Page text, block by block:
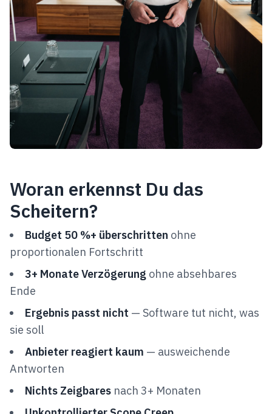
Woran erkennst Du das
Scheitern?
Budget 50 %+ überschritten ohne
proportionalen Fortschritt
3+ Monate Verzögerung ohne absehbares
Ende
Ergebnis passt nicht — Software tut nicht, was
sie soll
Anbieter reagiert kaum — ausweichende
Antworten
Nichts Zeigbares nach 3+ Monaten